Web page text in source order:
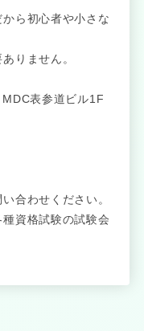
ら初心者や小さな
りません。
表参道ビル1F
合わせください。
資格試験の試験会